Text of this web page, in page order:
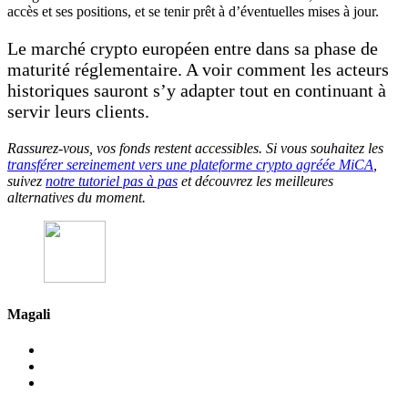
accès et ses positions, et se tenir prêt à d’éventuelles mises à jour.
Le marché crypto européen entre dans sa phase de
maturité réglementaire. A voir comment les acteurs
historiques sauront s’y adapter tout en continuant à
servir leurs clients.
Rassurez-vous, vos fonds restent accessibles. Si vous souhaitez les
transférer sereinement vers une plateforme crypto agréée MiCA
suivez notre tutoriel pas à pas et découvrez les meilleures
alternatives du moment.
Magali